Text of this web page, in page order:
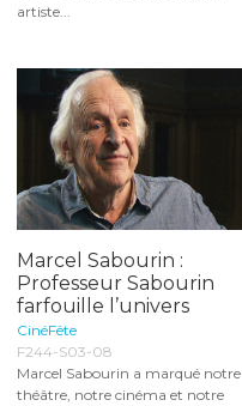
artiste...
Marcel Sabourin :
Professeur Sabourin
farfouille l’univers
CinéFête
F244-S03-08
Marcel Sabourin a marqué notre
théâtre, notre cinéma et notre